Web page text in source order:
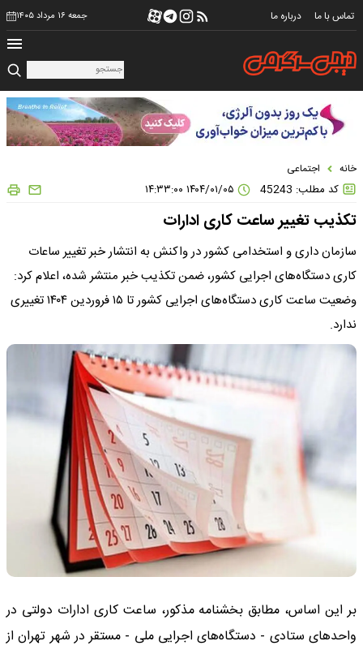
تماس با ما درباره ما جمعه ۱۶ مرداد ۱۴۰۵
خانه اجتماعی
کد مطلب: 45243
تکذیب تغییر ساعت کاری ادارات
سازمان داری و استخدامی کشور در واکنش به انتشار خبر تغییر ساعات
کاری دستگاه‌های اجرایی کشور، ضمن تکذیب خبر منتشر شده، اعلام کرد:
وضعیت ساعت کاری دستگاه‌های اجرایی کشور تا ۱۵ فروردین ۱۴۰۴ تغییری
ندارد.
بر این اساس، مطابق بخشنامه مذکور، ساعت کاری ادارات دولتی در
واحدهای ستادی - دستگاه‌های اجرایی ملی - مستقر در شهر تهران از